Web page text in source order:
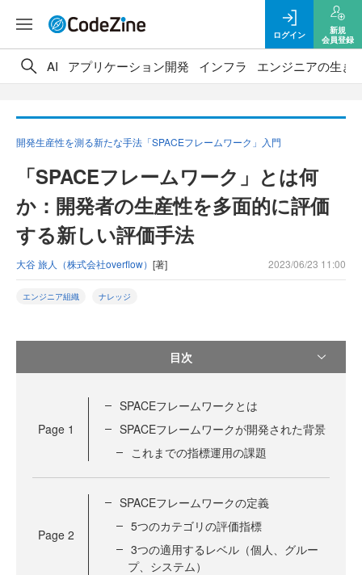
ログイン
新規
会員登録
AI アプリケーション開発 インフラ エンジニアの生き
開発生産性を測る新たな手法「SPACEフレームワーク」入門
「SPACEフレームワーク」とは何
か：開発者の生産性を多面的に評価
する新しい評価手法
大谷 旅人（株式会社overflow） [著] 2023/06/23 11:00
エンジニア組織 ナレッジ
目次
Page 1
SPACEフレームワークとは
SPACEフレームワークが開発された背景
これまでの指標運用の課題
Page 2
SPACEフレームワークの定義
5つのカテゴリの評価指標
3つの適用するレベル（個人、グルー
プ、システム）